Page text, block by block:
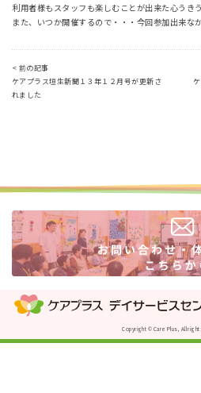
お問い合わせ
体験希望
利用者様もスタッフも楽しむことが出来た心うき
また、いつか開催するので・・・今回参加出来な
< 前の記事
ケアプラス垣生新聞１３年１２月号が更新さ
れました
Copyright © Care Plus, All